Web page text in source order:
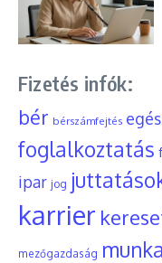
Fizetés infók:
bér bérszámfejtés
foglalkoztatás
ipar jog
karrier
mezőgazdaság munka